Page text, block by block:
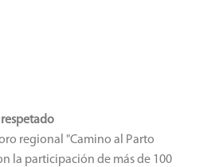
regional "Camino al Parto
la participación de más de 100